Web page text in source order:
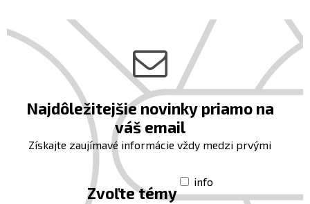
Najdôležitejšie novinky priamo na
váš email
Získajte zaujímavé informácie vždy medzi prvými
Zvoľte témy
info